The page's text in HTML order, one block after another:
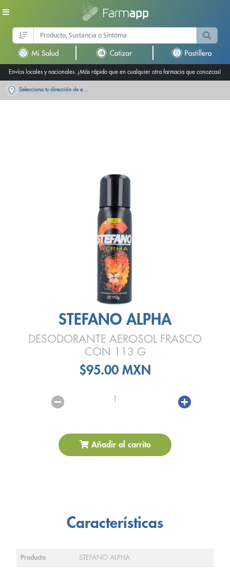
Envíos locales y nacionales. ¡Más rápido que en cualquier otra farmacia que conozcas!
Selecciona tu dirección de entrega
STEFANO ALPHA
DESODORANTE AEROSOL FRASCO
CON 113 G
$95.00 MXN
1
Añadir al carrito
Características
Producto STEFANO ALPHA